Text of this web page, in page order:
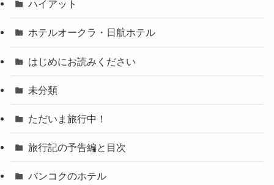
ハイアット
ホテルオークラ・日航ホテル
はじめにお読みください
未分類
ただいま旅行中！
旅行記の予告編と目次
バンコクのホテル